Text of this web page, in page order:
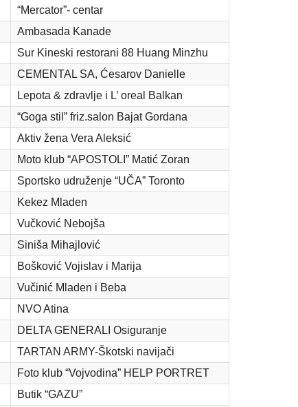
“Mercator”- centar
Ambasada Kanade
Sur Kineski restorani 88 Huang Minzhu
CEMENTAL SA, Ćesarov Danielle
Lepota & zdravlje i L’ oreal Balkan
“Goga stil” friz.salon Bajat Gordana
Aktiv žena Vera Aleksić
Moto klub “APOSTOLI” Matić Zoran
Sportsko udruženje “UČA” Toronto
Kekez Mladen
Vučković Nebojša
Siniša Mihajlović
Bošković Vojislav i Marija
Vučinić Mladen i Beba
NVO Atina
DELTA GENERALI Osiguranje
TARTAN ARMY-Škotski navijači
Foto klub “Vojvodina” HELP PORTRET
Butik “GAZU”